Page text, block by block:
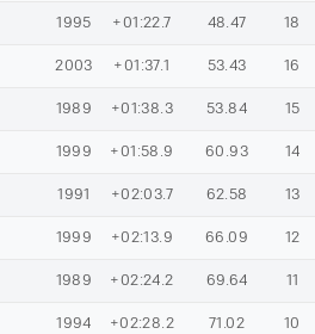
1995 +01:22.7 48.47 18
2003 +01:37.1 53.43 16
1989 +01:38.3 53.84 15
1999 +01:58.9 60.93 14
1991 +02:03.7 62.58 13
1999 +02:13.9 66.09 12
1989 +02:24.2 69.64 11
1994 +02:28.2 71.02 10